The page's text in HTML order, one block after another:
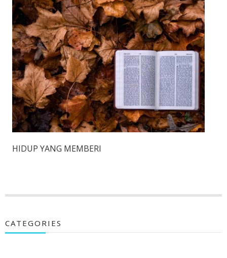
HIDUP YANG MEMBERI
CATEGORIES